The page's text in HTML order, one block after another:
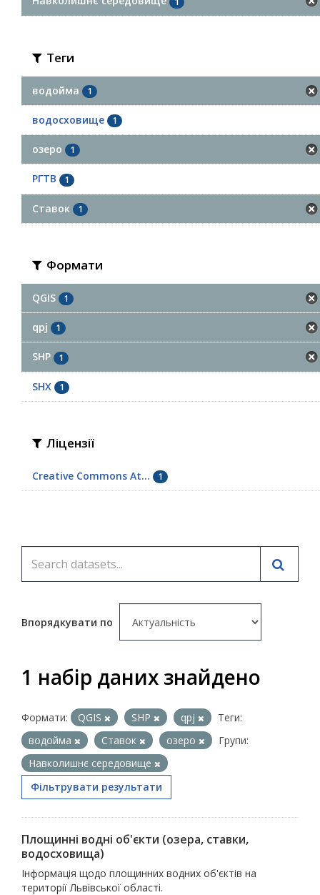
Теги
водойма 1
водосховище 1
озеро 1
РГТВ 1
Ставок 1
Формати
QGIS 1
qpj 1
SHP 1
SHX 1
Ліцензії
Creative Commons At... 1
Впорядкувати по
1 набір даних знайдено
Формати: QGIS SHP qpj
Теги:
водойма
Ставок озеро
Групи:
Навколишнє середовище
Фільтрувати результати
Площинні водні об'єкти (озера, ставки,
водосховища)
Інформація щодо площинних водних об'єктів на
території Львівської області.